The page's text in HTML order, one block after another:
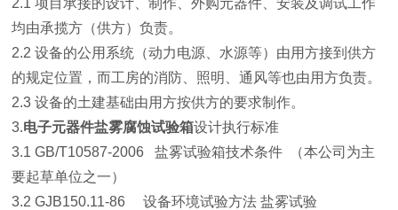
2.1 项目承接的设计、制作、外购元器件、安装及调试工作
均由承揽方（供方）负责。
2.2 设备的公用系统（动力电源、水源等）由用方接到供方
的规定位置，而工房的消防、照明、通风等也由用方负责。
2.3 设备的土建基础由用方按供方的要求制作。
3.电子元器件盐雾腐蚀试验箱设计执行标准
3.1 GB/T10587-2006 盐雾试验箱技术条件 （本公司为主
要起草单位之一）
3.2 GJB150.11-86 设备环境试验方法 盐雾试验